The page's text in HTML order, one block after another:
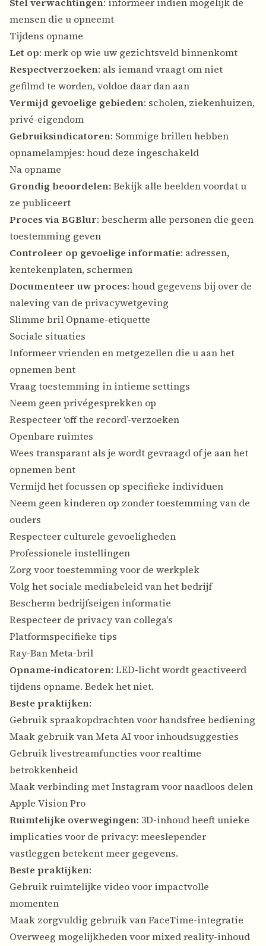
mensen die u opneemt
Tijdens opname
Let op: merk op wie uw gezichtsveld binnenkomt
Respectverzoeken: als iemand vraagt om niet
gefilmd te worden, voldoe daar dan aan
Vermijd gevoelige gebieden: scholen, ziekenhuizen,
privé-eigendom
Gebruiksindicatoren: Sommige brillen hebben
opnamelampjes: houd deze ingeschakeld
Na opname
Grondig beoordelen: Bekijk alle beelden voordat u
ze publiceert
Proces via BGBlur: bescherm alle personen die geen
toestemming geven
Controleer op gevoelige informatie: adressen,
kentekenplaten, schermen
Documenteer uw proces: houd gegevens bij over de
naleving van de privacywetgeving
Slimme bril Opname-etiquette
Sociale situaties
Informeer vrienden en metgezellen die u aan het
opnemen bent
Vraag toestemming in intieme settings
Neem geen privégesprekken op
Respecteer ‘off the record’-verzoeken
Openbare ruimtes
Wees transparant als je wordt gevraagd of je aan het
opnemen bent
Vermijd het focussen op specifieke individuen
Neem geen kinderen op zonder toestemming van de
ouders
Respecteer culturele gevoeligheden
Professionele instellingen
Zorg voor toestemming voor de werkplek
Volg het sociale mediabeleid van het bedrijf
Bescherm bedrijfseigen informatie
Respecteer de privacy van collega's
Platformspecifieke tips
Ray-Ban Meta-bril
Opname-indicatoren: LED-licht wordt geactiveerd
tijdens opname. Bedek het niet.
Beste praktijken:
Gebruik spraakopdrachten voor handsfree bediening
Maak gebruik van Meta AI voor inhoudsuggesties
Gebruik livestreamfuncties voor realtime
betrokkenheid
Maak verbinding met Instagram voor naadloos delen
Apple Vision Pro
Ruimtelijke overwegingen: 3D-inhoud heeft unieke
implicaties voor de privacy: meeslepender
vastleggen betekent meer gegevens.
Beste praktijken:
Gebruik ruimtelijke video voor impactvolle
momenten
Maak zorgvuldig gebruik van FaceTime-integratie
Overweeg mogelijkheden voor mixed reality-inhoud